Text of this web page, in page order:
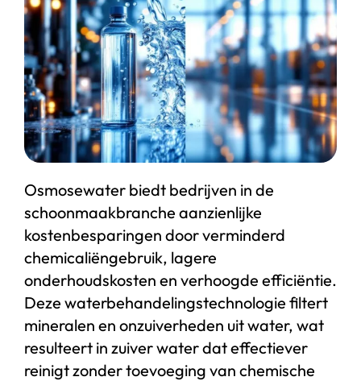
Start chat
Webshop
Osmosewater biedt bedrijven in de
schoonmaakbranche aanzienlijke
kostenbesparingen door verminderd
chemicaliëngebruik, lagere
onderhoudskosten en verhoogde efficiëntie.
Deze waterbehandelingstechnologie filtert
mineralen en onzuiverheden uit water, wat
resulteert in zuiver water dat effectiever
reinigt zonder toevoeging van chemische